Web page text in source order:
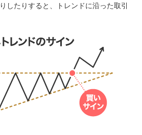
したりすると、トレンドに沿った取引